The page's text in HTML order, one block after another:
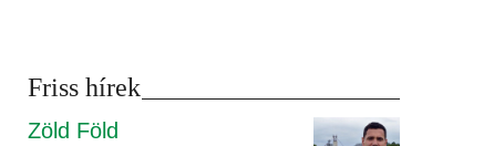
Friss hírek
Zöld Föld